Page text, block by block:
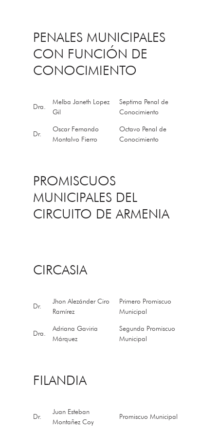
PENALES MUNICIPALES
CON FUNCIÓN DE
CONOCIMIENTO
Dra.
Melba Janeth Lopez
Gil
Septima Penal de
Conocimiento
Dr.
Oscar Fernando
Montalvo Fierro
Octavo Penal de
Conocimiento
PROMISCUOS
MUNICIPALES DEL
CIRCUITO DE ARMENIA
CIRCASIA
Dr.
Jhon Alezánder Ciro
Ramírez
Primero Promiscuo
Municipal
Dra.
Adriana Gaviria
Márquez
Segunda Promiscuo
Municipal
FILANDIA
Dr.
Juan Esteban
Montañez Coy
Promiscuo Municipal